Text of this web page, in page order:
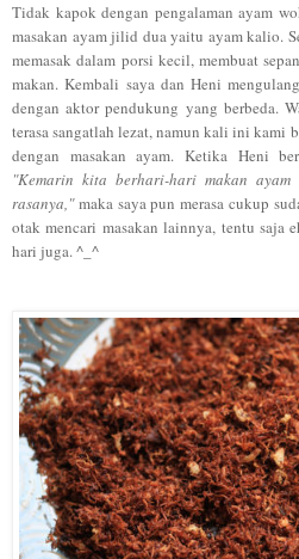
Tidak kapok dengan pengalaman ayam
masakan ayam jilid dua yaitu ayam kalio.
memasak dalam porsi kecil, membuat
makan. Kembali saya dan Heni mengulang
dengan aktor pendukung yang berbeda.
terasa sangatlah lezat, namun kali ini kami
dengan masakan ayam. Ketika Heni
"Kemarin kita berhari-hari makan ayam
rasanya,"maka saya pun merasa cukup
otak mencari masakan lainnya, tentu saja
hari juga. ^_^